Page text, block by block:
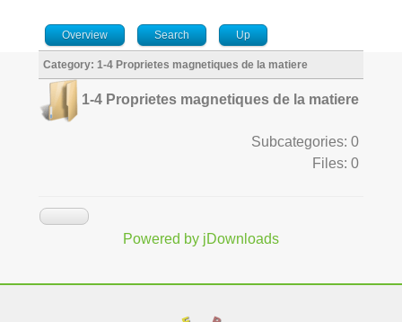
Overview Search Up
Category: 1-4 Proprietes magnetiques de la matiere
1-4 Proprietes magnetiques de la matiere
Subcategories: 0
Files: 0
Powered by jDownloads